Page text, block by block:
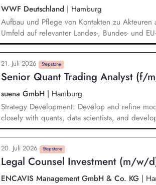
WWF Deutschland | Hamburg
Aufbau und Pflege von Kontakten zu
Umfeld auf relevanter Landes-, Bundes- und
Wissenschaft, Fischereisektor, anderen
Kritische und kompetente Begleitung von
deutschen Fischerei in Nord- und Ostsee,
Mitwirkung an der Erstellung und öffentliche
Hintergrundpapieren, politischen
21. Juli 2026 Stepstone
Senior Quant Trading Analyst (f/
suena GmbH | Hamburg
Strategy Development: Develop and refine
closely with quants, data scientists, and
think in scenarios, and ensure we're prepared
Python and other tools to analyze and
strategies. Live Trading: Monitor markets,
anomalies; improve our automated processes.
20. Juli 2026 Stepstone
Legal Counsel Investment (m/w/
ENCAVIS Management GmbH & Co. KG |